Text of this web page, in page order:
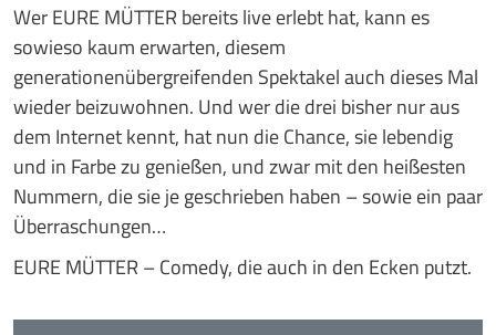
Wer EURE MÜTTER bereits live erlebt hat, kann es
sowieso kaum erwarten, diesem
generationenübergreifenden Spektakel auch dieses Mal
wieder beizuwohnen. Und wer die drei bisher nur aus
dem Internet kennt, hat nun die Chance, sie lebendig
und in Farbe zu genießen, und zwar mit den heißesten
Nummern, die sie je geschrieben haben – sowie ein paar
Überraschungen…
EURE MÜTTER – Comedy, die auch in den Ecken putzt.